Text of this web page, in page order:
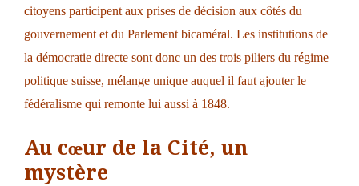
citoyens participent aux prises de décision aux côtés du
gouvernement et du Parlement bicaméral. Les institutions de
la démocratie directe sont donc un des trois piliers du régime
politique suisse, mélange unique auquel il faut ajouter le
fédéralisme qui remonte lui aussi à 1848.
Au cœur de la Cité, un
mystère